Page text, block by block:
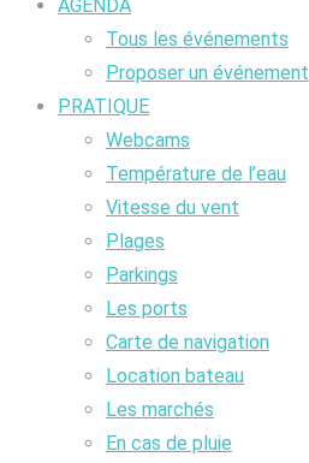
AGENDA
Tous les événements
Proposer un événement
PRATIQUE
Webcams
Température de l’eau
Vitesse du vent
Plages
Parkings
Les ports
Carte de navigation
Location bateau
Les marchés
En cas de pluie